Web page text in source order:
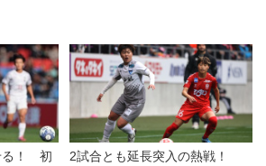
る！ 初
2試合とも延長突入の熱戦！